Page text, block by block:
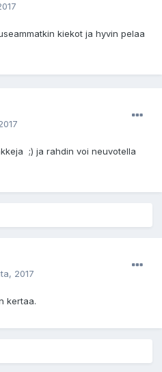
kiekot ja hyvin pelaa
;) ja rahdin voi neuvotella
2017
kertaa.